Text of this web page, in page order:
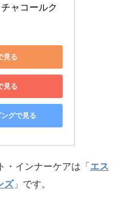
ャコールク
見る
見る
グで見る
・インナーケアは「エス
ズ」です。